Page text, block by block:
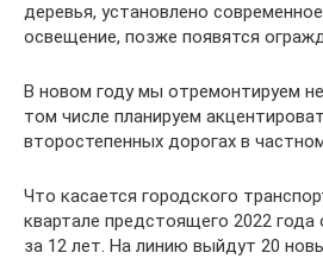
деревья, установлено
освещение, позже появятся
В новом году мы отремонтируем
том числе планируем
второстепенных дорогах в
Что касается городского
квартале предстоящего 2022
за 12 лет. На линию выйдут 20